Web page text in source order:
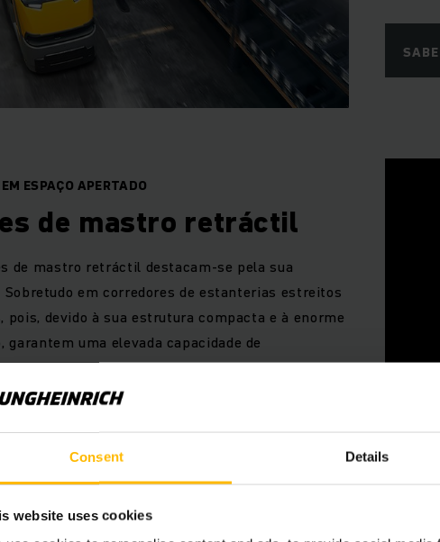
Consent Details
website uses cookies
ESPAÇO APERTADO
de mastro retráctil
de mastro retráctil destacam-se pela sua
em corredores de estanterias estreitos
pois, devido à sua estrutura compacta e à enorme
garantem uma elevada capacidade de